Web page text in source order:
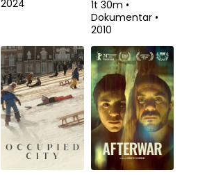
2024 1t 30m •
Dokumentar •
2010